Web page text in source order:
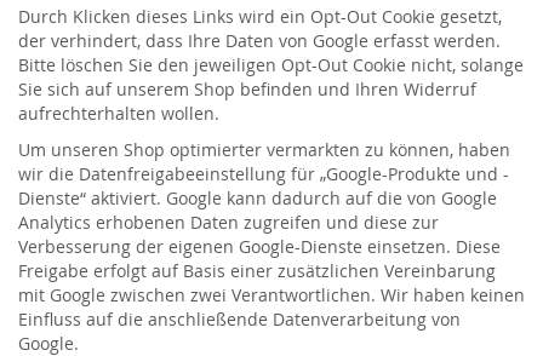
Durch Klicken dieses Links wird ein Opt-Out Cookie gesetzt,
der verhindert, dass Ihre Daten von Google erfasst werden.
Bitte löschen Sie den jeweiligen Opt-Out Cookie nicht, solange
Sie sich auf unserem Shop befinden und Ihren Widerruf
aufrechterhalten wollen.
Um unseren Shop optimierter vermarkten zu können, haben
wir die Datenfreigabeeinstellung für „Google-Produkte und -
Dienste“ aktiviert. Google kann dadurch auf die von Google
Analytics erhobenen Daten zugreifen und diese zur
Verbesserung der eigenen Google-Dienste einsetzen. Diese
Freigabe erfolgt auf Basis einer zusätzlichen Vereinbarung
mit Google zwischen zwei Verantwortlichen. Wir haben keinen
Einfluss auf die anschließende Datenverarbeitung von
Google.